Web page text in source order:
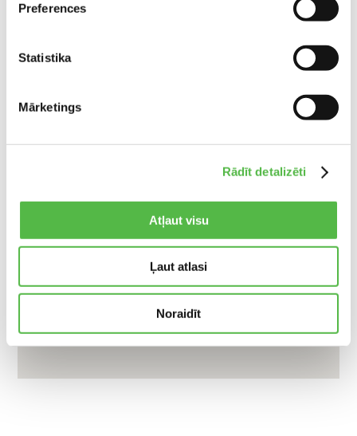
Preferences
Statistika
Mārketings
Rādīt detalizēti
Atļaut visu
Ļaut atlasi
Noraidīt